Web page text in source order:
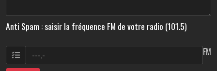
Anti Spam : saisir la fréquence FM de votre radio (101.5)
FM